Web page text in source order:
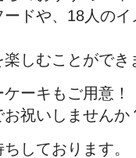
ドや、18人の
しむことができ
ーキもご用意！
祝いしませんか
しております。